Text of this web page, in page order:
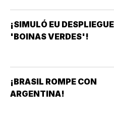
¡SIMULÓ EU
'BOINAS VERDES'!
¡BRASIL ROMPE CON
ARGENTINA!